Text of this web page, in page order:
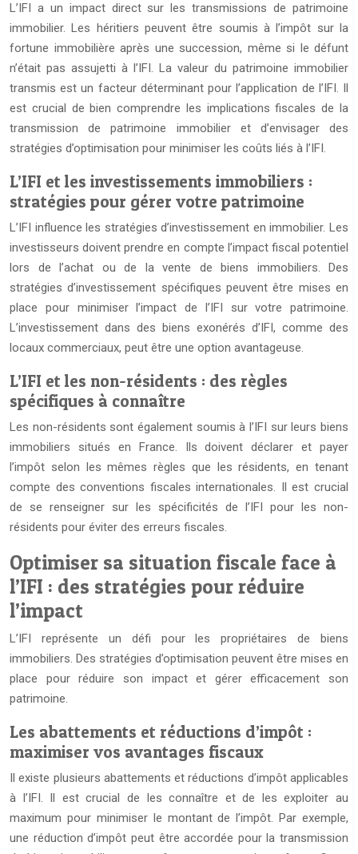
L’IFI a un impact direct sur les transmissions de patrimoine
immobilier. Les héritiers peuvent être soumis à l’impôt sur la
fortune immobilière après une succession, même si le défunt
n’était pas assujetti à l’IFI. La valeur du patrimoine immobilier
transmis est un facteur déterminant pour l’application de l’IFI. Il
est crucial de bien comprendre les implications fiscales de la
transmission de patrimoine immobilier et d’envisager des
stratégies d’optimisation pour minimiser les coûts liés à l’IFI.
L’IFI et les investissements immobiliers :
stratégies pour gérer votre patrimoine
L’IFI influence les stratégies d’investissement en immobilier. Les
investisseurs doivent prendre en compte l’impact fiscal potentiel
lors de l’achat ou de la vente de biens immobiliers. Des
stratégies d’investissement spécifiques peuvent être mises en
place pour minimiser l’impact de l’IFI sur votre patrimoine.
L’investissement dans des biens exonérés d’IFI, comme des
locaux commerciaux, peut être une option avantageuse.
L’IFI et les non-résidents : des règles
spécifiques à connaître
Les non-résidents sont également soumis à l’IFI sur leurs biens
immobiliers situés en France. Ils doivent déclarer et payer
l’impôt selon les mêmes règles que les résidents, en tenant
compte des conventions fiscales internationales. Il est crucial
de se renseigner sur les spécificités de l’IFI pour les non-
résidents pour éviter des erreurs fiscales.
Optimiser sa situation fiscale face à
l’IFI : des stratégies pour réduire
l’impact
L’IFI représente un défi pour les propriétaires de biens
immobiliers. Des stratégies d’optimisation peuvent être mises en
place pour réduire son impact et gérer efficacement son
patrimoine.
Les abattements et réductions d’impôt :
maximiser vos avantages fiscaux
Il existe plusieurs abattements et réductions d’impôt applicables
à l’IFI. Il est crucial de les connaître et de les exploiter au
maximum pour minimiser le montant de l’impôt. Par exemple,
une réduction d’impôt peut être accordée pour la transmission